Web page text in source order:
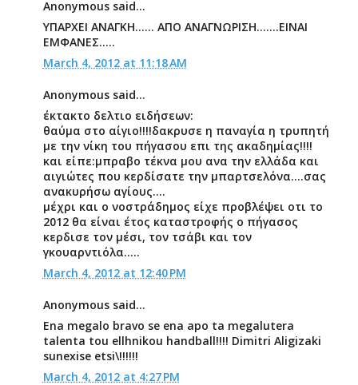
Anonymous said...
ΥΠΑΡΧΕΙ ΑΝΑΓΚΗ...... ΑΠΟ ΑΝΑΓΝΩΡΙΣΗ.......ΕΙΝΑΙ
ΕΜΦΑΝΕΣ.....
March 4, 2012 at 11:18 AM
Anonymous said...
έκτακτο δελτιο ειδήσεων:
θαύμα στο αίγιο!!!!δακρυσε η παναγία η τρυπητή
με την νίκη του πήγασου επι της ακαδημίας!!!!
και είπε:μπραβο τέκνα μου ανα την ελλάδα και
αιγιώτες που κερδίσατε την μπαρτσελόνα....σας
ανακυρήσω αγίους....
μέχρι και ο νοστράδημος είχε προβλέψει οτι το
2012 θα είναι έτος καταστροφής ο πήγασος
κερδισε τον μέσι, τον τσάβι και τον
γκουαρντιόλα.....
March 4, 2012 at 12:40 PM
Anonymous said...
Ena megalo bravo se ena apo ta megalutera
talenta tou ellhnikou handball!!!! Dimitri Aligizaki
sunexise etsi\!!!!!!
March 4, 2012 at 4:27 PM